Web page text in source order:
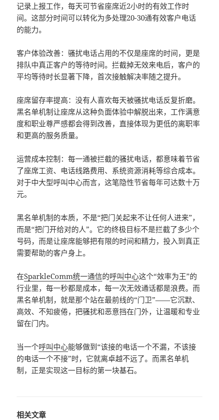
记录上报工作，每天可节省座席近2小时的有效工作时
间。这部分时间可以转化为多处理20-30通有效客户电话
的能力。
客户体验改善：骚扰电话占用的不仅是座席的时间，更是
排队中真正客户的等待时间。拦截掉无效来电后，客户的
平均等待时长显著下降，首次接触解决率随之提升。
座席留存率提高：没有人喜欢每天被骚扰电话反复折磨。
黑名单机制让座席从这种负面体验中解脱出来，工作满意
度和职业尊严感都会得到改善，直接体现为更低的离职率
和更高的服务质量。
运营成本控制：每一通被拦截的骚扰电话，都意味着节省
了座席工资、电话线路费用、系统资源消耗等综合成本。
对于中大型呼叫中心而言，这笔隐性节省每年可达数十万
元。
黑名单机制的本质，不是“把门关起来不让任何人进来”，
而是“把门开给对的人”。它的终极目标不是拦截了多少个
号码，而是让座席能够把有限的时间和精力，投入到真正
需要帮助的客户身上。
在SparkleComm统一通信的呼叫中心这个“效率为王”的
行业里，每一秒都是成本，每一次无效通话都是浪费。而
黑名单机制，就是那个站在最前线的“门卫”——它沉默、
高效、不知疲倦，把骚扰和恶意挡在门外，让温暖和专业
留在门内。
当一个呼叫中心能够做到“该接的电话一个不漏，不该接
的电话一个不接”时，它就离卓越不远了。而黑名单机
制，正是实现这一目标的第一块基石。
相关文章